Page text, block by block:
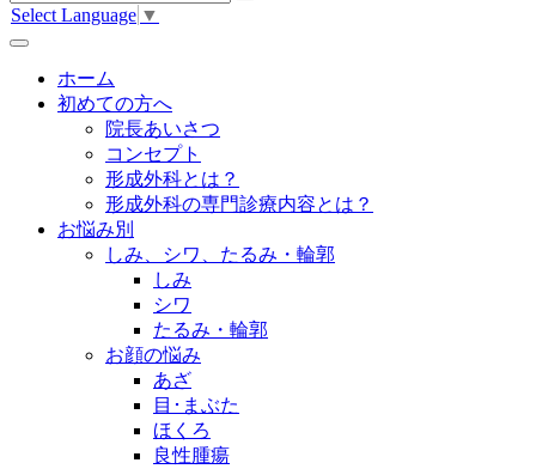
Select Language ▼
ホーム
初めての方へ
院長あいさつ
コンセプト
形成外科とは？
形成外科の専門診療内容とは？
お悩み別
しみ、シワ、たるみ・輪郭
しみ
シワ
たるみ・輪郭
お顔の悩み
あざ
目･まぶた
ほくろ
良性腫瘍